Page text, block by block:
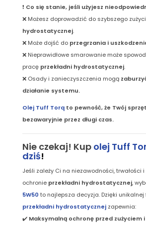
❗ Co się stanie, jeśli użyjesz
❌ Możesz doprowadzić do szybszego
hydrostatycznej.
❌ Może dojść do przegrzania i
❌ Nieprawidłowe smarowanie może
pracę przekładni hydrostatycznej.
❌ Osady i zanieczyszczenia mogą
działanie systemu.
Olej Tuff Torq to pewność, że Twój
bezawaryjnie przez długi czas.
Nie czekaj! Kup olej Tuff
dziś!
Jeśli zależy Ci na niezawodności, trwałości i
ochronie przekładni hydrostatycznej,
5W50 to najlepsza decyzja. Dzięki unikalnej
przekładni hydrostatycznej zapewnia:
✔️ Maksymalną ochronę przed zużyciem